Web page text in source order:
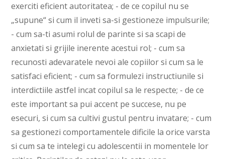
exerciti eficient autoritatea; - de ce copilul nu se
„supune“ si cum il inveti sa-si gestioneze impulsurile;
- cum sa-ti asumi rolul de parinte si sa scapi de
anxietati si grijile inerente acestui rol; - cum sa
recunosti adevaratele nevoi ale copiilor si cum sa le
satisfaci eficient; - cum sa formulezi instructiunile si
interdictiile astfel incat copilul sa le respecte; - de ce
este important sa pui accent pe succese, nu pe
esecuri, si cum sa cultivi gustul pentru invatare; - cum
sa gestionezi comportamentele dificile la orice varsta
si cum sa te intelegi cu adolescentii in momentele lor